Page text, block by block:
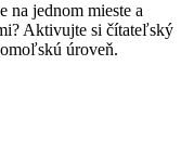
na jednom mieste a
Aktivujte si čítateľský
úroveň.